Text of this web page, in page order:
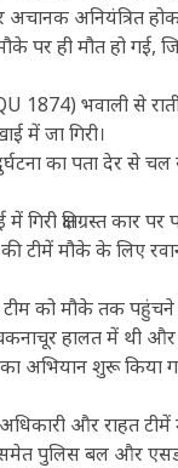
अनियंत्रित
पर ही मौत हो
1874) भवाली से
में जा गिरी।
का पता देर से चल
क्षतिग्रस्त कार
मौके के लिए
टीम को मौके तक
हालत में थी और
अभियान शुरू किया
और राहत
समेत पुलिस बल